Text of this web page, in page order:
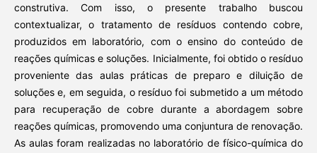
construtiva. Com isso, o presente trabalho buscou
contextualizar, o tratamento de resíduos contendo cobre,
produzidos em laboratório, com o ensino do conteúdo de
reações químicas e soluções. Inicialmente, foi obtido o resíduo
proveniente das aulas práticas de preparo e diluição de
soluções e, em seguida, o resíduo foi submetido a um método
para recuperação de cobre durante a abordagem sobre
reações químicas, promovendo uma conjuntura de renovação.
As aulas foram realizadas no laboratório de físico-química do